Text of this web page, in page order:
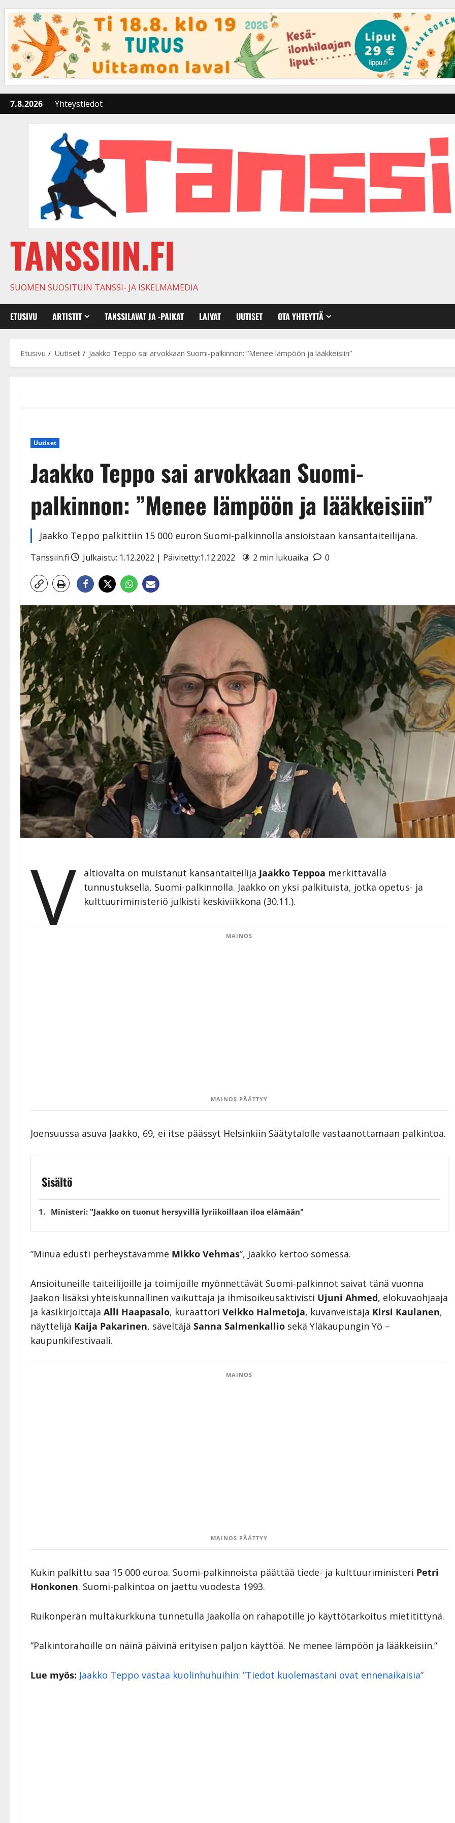
content
7.8.2026 Yhteystiedot
TANSSIIN.FI
SUOMEN SUOSITUIN TANSSI- JA ISKELMÄMEDIA
ETUSIVU ARTISTIT TANSSILAVAT JA -PAIKAT LAIVAT UUTISET OTA YHTEYTTÄ
Etusivu Uutiset Jaakko Teppo sai arvokkaan Suomi-palkinnon: ”Menee lämpöön ja lääkkeisiin”
Uutiset
Jaakko Teppo sai arvokkaan Suomi-
palkinnon: ”Menee lämpöön ja lääkkeisiin”
Jaakko Teppo palkittiin 15 000 euron Suomi-palkinnolla ansioistaan kansantaiteilijana.
Tanssiin.fi Julkaistu: 1.12.2022 | Päivitetty:1.12.2022 2 min lukuaika 0
V altiovalta on muistanut kansantaiteilija Jaakko Teppoa merkittävällä
tunnustuksella, Suomi-palkinnolla. Jaakko on yksi palkituista, jotka opetus- ja
kulttuuriministeriö julkisti keskiviikkona (30.11.).
MAINOS
MAINOS PÄÄTTYY
Joensuussa asuva Jaakko, 69, ei itse päässyt Helsinkiin Säätytalolle vastaanottamaan palkintoa.
Sisältö
Ministeri: "Jaakko on tuonut hersyvillä lyriikoillaan iloa elämään"
”Minua edusti perheystävämme Mikko Vehmas”, Jaakko kertoo somessa.
Ansioituneille taiteilijoille ja toimijoille myönnettävät Suomi-palkinnot saivat tänä vuonna
Jaakon lisäksi yhteiskunnallinen vaikuttaja ja ihmisoikeusaktivisti Ujuni Ahmed, elokuvaohjaaja
ja käsikirjoittaja Alli Haapasalo, kuraattori Veikko Halmetoja, kuvanveistäjä Kirsi Kaulanen,
näyttelijä Kaija Pakarinen, säveltäjä Sanna Salmenkallio sekä Yläkaupungin Yö –
kaupunkifestivaali.
MAINOS
MAINOS PÄÄTTYY
Kukin palkittu saa 15 000 euroa. Suomi-palkinnoista päättää tiede- ja kulttuuriministeri Petri
Honkonen. Suomi-palkintoa on jaettu vuodesta 1993.
Ruikonperän multakurkkuna tunnetulla Jaakolla on rahapotille jo käyttötarkoitus mietitittynä.
”Palkintorahoille on näinä päivinä erityisen paljon käyttöä. Ne menee lämpöön ja lääkkeisiin.”
Lue myös: Jaakko Teppo vastaa kuolinhuhuihin: ”Tiedot kuolemastani ovat ennenaikaisia”